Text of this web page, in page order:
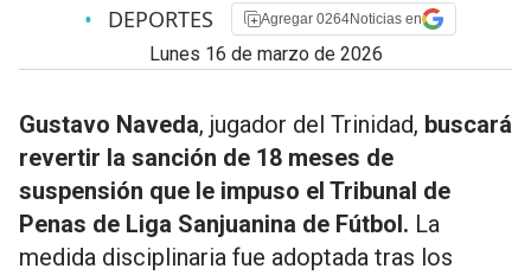
• DEPORTES Agregar 0264Noticias en
lunes 16 de marzo de 2026
Gustavo Naveda, jugador del Trinidad, buscará
revertir la sanción de 18 meses de
suspensión que le impuso el Tribunal de
Penas de Liga Sanjuanina de Fútbol. La
medida disciplinaria fue adoptada tras los